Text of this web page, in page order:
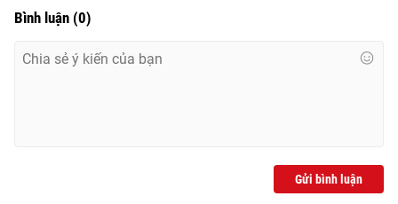
Ðiện thoại Thời báo VTV:
Liên hệ quảng cáo:024-7300.7108
Bình luận (0)
Gửi bình luận